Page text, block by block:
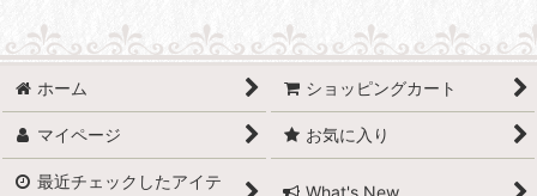
ホーム ショッピングカート
マイページ お気に入り
最近チェックしたアイテ